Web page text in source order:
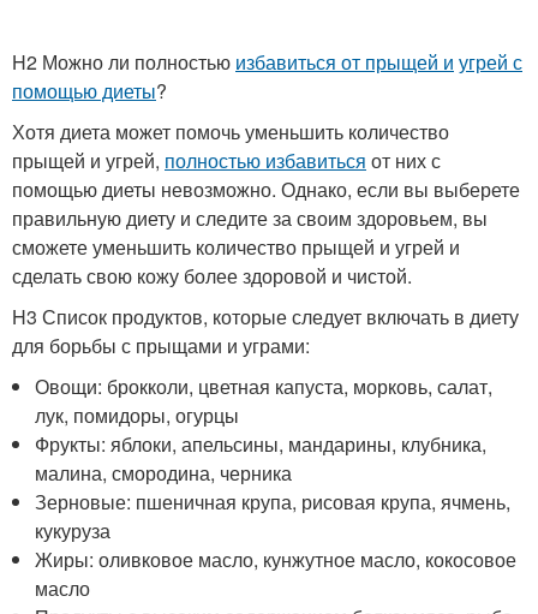
H2 Можно ли полностью избавиться от прыщей и угрей с
помощью диеты?
Хотя диета может помочь уменьшить количество
прыщей и угрей, полностью избавиться от них с
помощью диеты невозможно. Однако, если вы выберете
правильную диету и следите за своим здоровьем, вы
сможете уменьшить количество прыщей и угрей и
сделать свою кожу более здоровой и чистой.
H3 Список продуктов, которые следует включать в диету
для борьбы с прыщами и уграми:
Овощи: брокколи, цветная капуста, морковь, салат,
лук, помидоры, огурцы
Фрукты: яблоки, апельсины, мандарины, клубника,
малина, смородина, черника
Зерновые: пшеничная крупа, рисовая крупа, ячмень,
кукуруза
Жиры: оливковое масло, кунжутное масло, кокосовое
масло